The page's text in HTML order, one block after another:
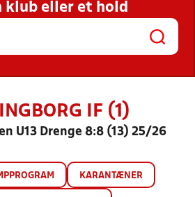
KLUBBER OG
HOLD
klub eller et hold
IF (1)
U13 Drenge 8:8 (13) 25/26
KARANTÆNER